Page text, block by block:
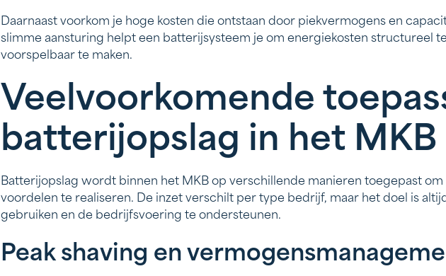
Daarnaast voorkom je hoge kosten die ontstaan door piekvermogens en
slimme aansturing helpt een batterijsysteem je om energiekosten structureel
voorspelbaar te maken.
Veelvoorkomende
batterijopslag in het MKB
Batterijopslag wordt binnen het MKB op verschillende manieren toegepast
voordelen te realiseren. De inzet verschilt per type bedrijf, maar het doel is
gebruiken en de bedrijfsvoering te ondersteunen.
Peak shaving en